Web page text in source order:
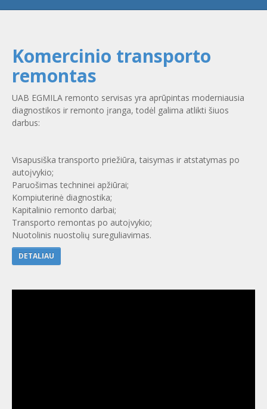
Komercinio transporto
remontas
UAB EGMILA remonto servisas yra aprūpintas moderniausia
diagnostikos ir remonto įranga, todėl galima atlikti šiuos
darbus:
Visapusiška transporto priežiūra, taisymas ir atstatymas po
autoįvykio;
Paruošimas techninei apžiūrai;
Kompiuterinė diagnostika;
Kapitalinio remonto darbai;
Transporto remontas po autoįvykio;
Nuotolinis nuostolių sureguliavimas.
DETALIAU